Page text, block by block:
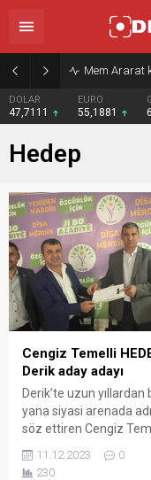
Mem Ararat
EURO
55,1881
GRAM ALTIN
6.660,55
Hedep
Cengiz Temelli
Derik aday adayı
Derik’te uzun yıllardan
yana siyasi arenada
söz ettiren Cengiz
adayı oldu.
11.12.2023
0
230